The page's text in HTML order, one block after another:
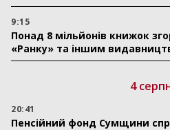
9:15
Понад 8 мільйонів книжок
«Ранку» та іншим
4
20:41
Пенсійний фонд Сумщини